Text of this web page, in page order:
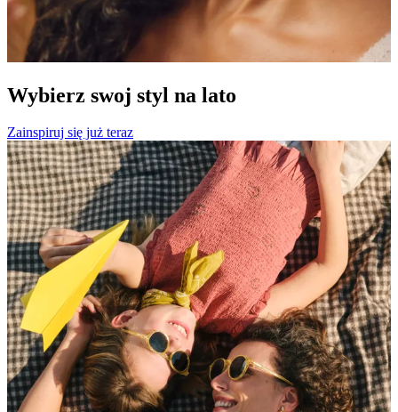
Wybierz swoj styl na lato
Zainspiruj się już teraz